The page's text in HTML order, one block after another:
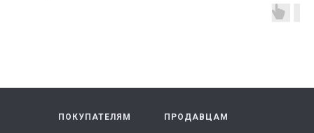
ПРОДАВЦАМ
ПОКУПАТЕЛЯМ